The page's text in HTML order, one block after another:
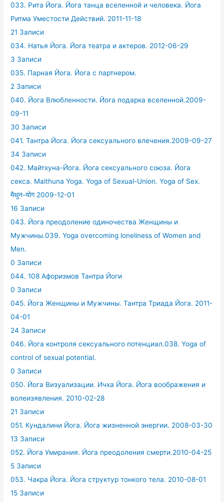
033. Рита Йога. Йога танца вселенной и человека. Йога
Ритма Уместости Действий. 2011-11-18
21 Записи
034. Натья Йога. Йога театра и актеров. 2012-06-29
3 Записи
035. Парная Йога. Йога с партнером.
2 Записи
040. Йога Влюбленности. Йога подарка вселенной.2009-
09-11
30 Записи
041. Тантра Йога. Йога сексуального влечения.2009-09-27
34 Записи
042. Майтхуна-Йога. Йога сексуального союза. Йога
секса. Maithuna Yoga. Yoga of Sexual-Union. Yoga of Sex.
मैथुन-योग 2009-12-01
16 Записи
043. Йога преодоление одиночества Женщины и
Мужчины.039. Yoga overcoming loneliness of Women and
Men.
0 Записи
044. 108 Афоризмов Тантра Йоги
0 Записи
045. Йога Женщины и Мужчины. Тантра Триада Йога. 2011-
04-01
24 Записи
046. Йога контроля сексуального потенциал.038. Yoga of
control of sexual potential.
0 Записи
050. Йога Визуализации. Ичха Йога. Йога воображения и
волеизявления. 2010-02-28
21 Записи
051. Кундалини Йога. Йога жизненной энергии. 2008-03-30
13 Записи
052. Йога Умирания. Йога преодоления смерти.2010-04-25
5 Записи
053. Чакра Йога. Йога структур тонкого тела. 2010-08-01
15 Записи